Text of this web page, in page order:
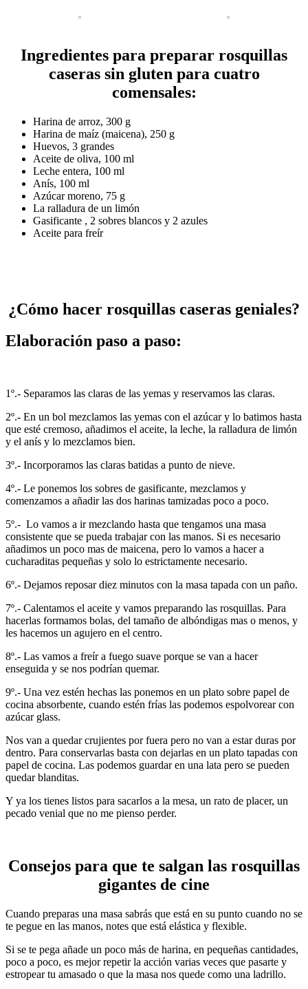
Ingredientes para preparar rosquillas
caseras sin gluten para cuatro
comensales:
Harina de arroz, 300 g
Harina de maíz (maicena), 250 g
Huevos, 3 grandes
Aceite de oliva, 100 ml
Leche entera, 100 ml
Anís, 100 ml
Azúcar moreno, 75 g
La ralladura de un limón
Gasificante , 2 sobres blancos y 2 azules
Aceite para freír
¿Cómo hacer rosquillas caseras geniales?
Elaboración paso a paso:
1º.- Separamos las claras de las yemas y reservamos las claras.
2º.- En un bol mezclamos las yemas con el azúcar y lo batimos hasta
que esté cremoso, añadimos el aceite, la leche, la ralladura de limón
y el anís y lo mezclamos bien.
3º.- Incorporamos las claras batidas a punto de nieve.
4º.- Le ponemos los sobres de gasificante, mezclamos y
comenzamos a añadir las dos harinas tamizadas poco a poco.
5º.- Lo vamos a ir mezclando hasta que tengamos una masa
consistente que se pueda trabajar con las manos. Si es necesario
añadimos un poco mas de maicena, pero lo vamos a hacer a
cucharaditas pequeñas y solo lo estrictamente necesario.
6º.- Dejamos reposar diez minutos con la masa tapada con un paño.
7º.- Calentamos el aceite y vamos preparando las rosquillas. Para
hacerlas formamos bolas, del tamaño de albóndigas mas o menos, y
les hacemos un agujero en el centro.
8º.- Las vamos a freír a fuego suave porque se van a hacer
enseguida y se nos podrían quemar.
9º.- Una vez estén hechas las ponemos en un plato sobre papel de
cocina absorbente, cuando estén frías las podemos espolvorear con
azúcar glass.
Nos van a quedar crujientes por fuera pero no van a estar duras por
dentro. Para conservarlas basta con dejarlas en un plato tapadas con
papel de cocina. Las podemos guardar en una lata pero se pueden
quedar blanditas.
Y ya los tienes listos para sacarlos a la mesa, un rato de placer, un
pecado venial que no me pienso perder.
Consejos para que te salgan las rosquillas
gigantes de cine
Cuando preparas una masa sabrás que está en su punto cuando no se
te pegue en las manos, notes que está elástica y flexible.
Si se te pega añade un poco más de harina, en pequeñas cantidades,
poco a poco, es mejor repetir la acción varias veces que pasarte y
estropear tu amasado o que la masa nos quede como una ladrillo.